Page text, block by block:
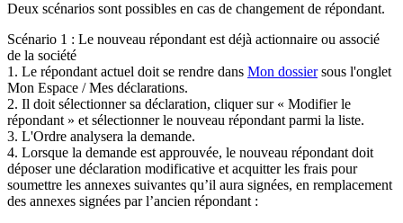
Deux scénarios sont possibles en cas de changement de répondant.
Scénario 1 : Le nouveau répondant est déjà actionnaire ou associé
de la société
1. Le répondant actuel doit se rendre dans Mon dossiersous l'onglet
Mon Espace / Mes déclarations.
2. Il doit sélectionner sa déclaration, cliquer sur « Modifier le
répondant » et sélectionner le nouveau répondant parmi la liste.
3. L'Ordre analysera la demande.
4. Lorsque la demande est approuvée, le nouveau répondant doit
déposer une déclaration modificative et acquitter les frais pour
soumettre les annexes suivantes qu’il aura signées, en remplacement
des annexes signées par l’ancien répondant :